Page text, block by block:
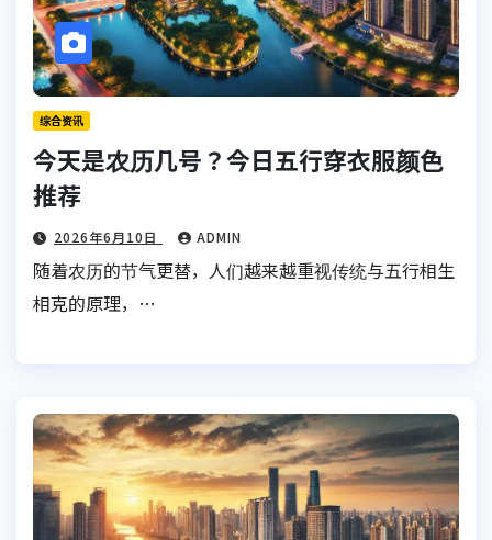
综合资讯
今天是农历几号？今日五行穿衣服颜色
推荐
2026年6月10日 ADMIN
随着农历的节气更替，人们越来越重视传统与五行相生
相克的原理，…